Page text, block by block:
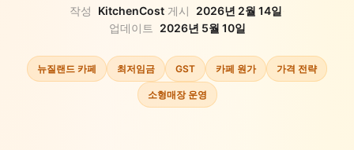
작성 KitchenCost· 게시 2026년 2월 14일
업데이트
2026년 5월 10일
뉴질랜드 카페 최저임금 GST 카페 원가 가격 전략
소형매장 운영